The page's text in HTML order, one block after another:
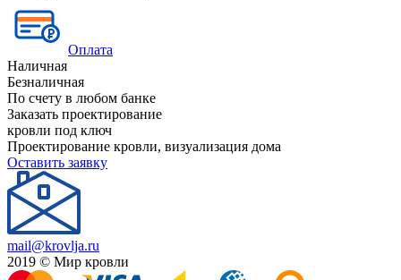
Оплата
Наличная
Безналичная
По счету в любом банке
Заказать проектирование
кровли под ключ
Проектирование кровли, визуализация дома
Оставить заявку
mail@krovlja.ru
2019 © Мир кровли